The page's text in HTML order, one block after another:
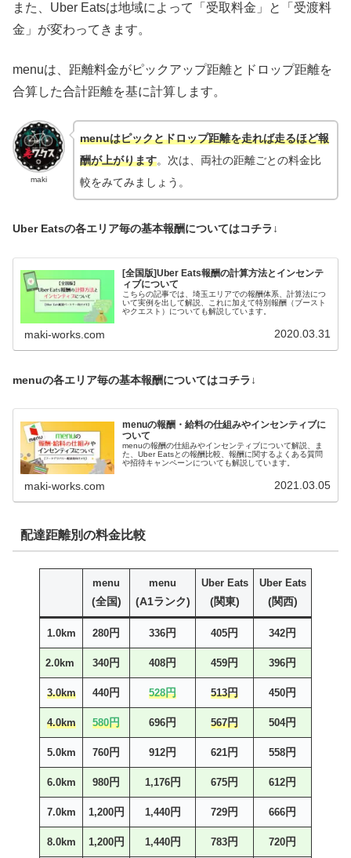
また、Uber Eatsは地域によって「受取料金」と「受渡料
金」が変わってきます。
menuは、距離料金がピックアップ距離とドロップ距離を
合算した合計距離を基に計算します。
maki
menuはピックとドロップ距離を走れば走るほど報
酬が上がります。次は、両社の距離ごとの料金比
較をみてみましょう。
Uber Eatsの各エリア毎の基本報酬についてはコチラ↓
[全国版]Uber Eats報酬の計算方法とインセンテ
ィブについて
こちらの記事では、埼玉エリアでの報酬体系、計算法につ
いて実例を出して解説、これに加えて特別報酬（ブースト
やクエスト）についても解説しています。
maki-works.com 2020.03.31
menuの各エリア毎の基本報酬についてはコチラ↓
menuの報酬・給料の仕組みやインセンティブに
ついて
menuの報酬の仕組みやインセンティブについて解説、ま
た、Uber Eatsとの報酬比較、報酬に関するよくある質問
や招待キャンペーンについても解説しています。
maki-works.com 2021.03.05
配達距離別の料金比較
menu
(全国)
menu
(A1ランク)
Uber Eats
(関東)
Uber Eats
(関西)
1.0km 280円 336円 405円 342円
2.0km 340円 408円 459円 396円
3.0km 440円 528円 513円 450円
4.0km 580円 696円 567円 504円
5.0km 760円 912円 621円 558円
6.0km 980円 1,176円 675円 612円
7.0km 1,200円 1,440円 729円 666円
8.0km 1,200円 1,440円 783円 720円